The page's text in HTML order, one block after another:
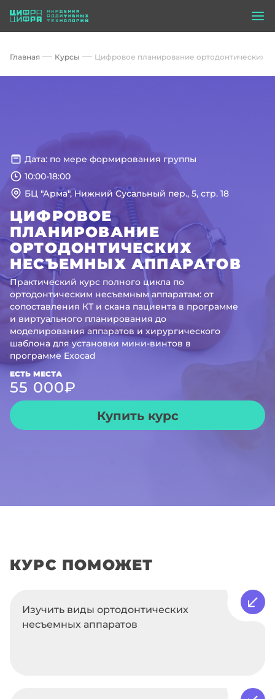
Главная Курсы Цифровое планирование ортодонтических
Дата: по мере формирования группы
10:00-18:00
БЦ "Арма", Нижний Сусальный пер., 5, стр. 18
ЦИФРОВОЕ
ПЛАНИРОВАНИЕ
ОРТОДОНТИЧЕСКИХ
НЕСЪЕМНЫХ АППАРАТОВ
Практический курс полного цикла по
ортодонтическим несъемным аппаратам: от
сопоставления КТ и скана пациента в программе
и виртуального планирования до
моделирования аппаратов и хирургического
шаблона для установки мини-винтов в
программе Exocad
Купить курс
ЕСТЬ МЕСТА
55 000₽
КУРС ПОМОЖЕТ
Изучить виды ортодонтических
несъемных аппаратов